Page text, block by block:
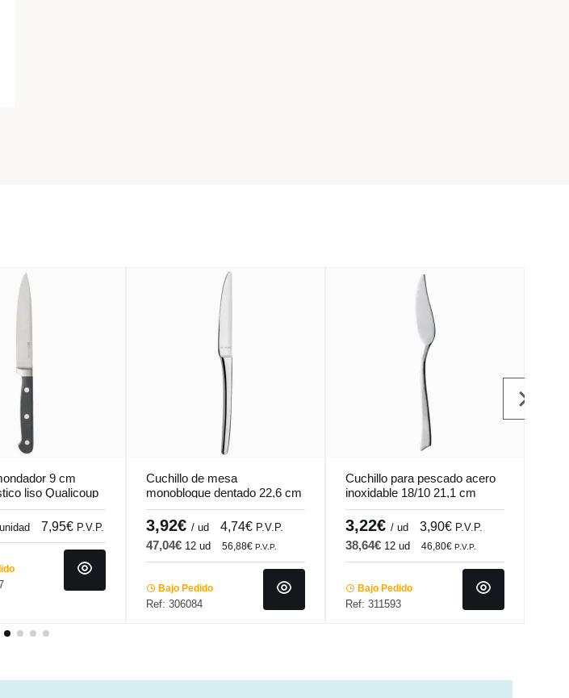
9 cm
liso Qualicoup
7,95€ P.V.P.
Cuchillo de mesa
monobloque dentado 22,6 cm
Elios Pro.mundi
3,92€/ ud 4,74€ P.V.P.
47,04€ 12 ud 56,88€P.V.P.
Bajo Pedido
Ref: 306084
Cuchillo para pescado acero
inoxidable 18/10 21,1 cm
Wave Pro.mundi
3,22€/ ud 3,90€ P.V.P.
38,64€ 12 ud 46,80€P.V.P.
Bajo Pedido
Ref: 311593